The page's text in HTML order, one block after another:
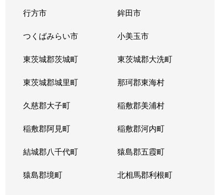
行方市 鉾田市
つくばみらい市 小美玉市
東茨城郡茨城町 東茨城郡大洗町
東茨城郡城里町 那珂郡東海村
久慈郡大子町 稲敷郡美浦村
稲敷郡阿見町 稲敷郡河内町
結城郡八千代町 猿島郡五霞町
猿島郡境町 北相馬郡利根町